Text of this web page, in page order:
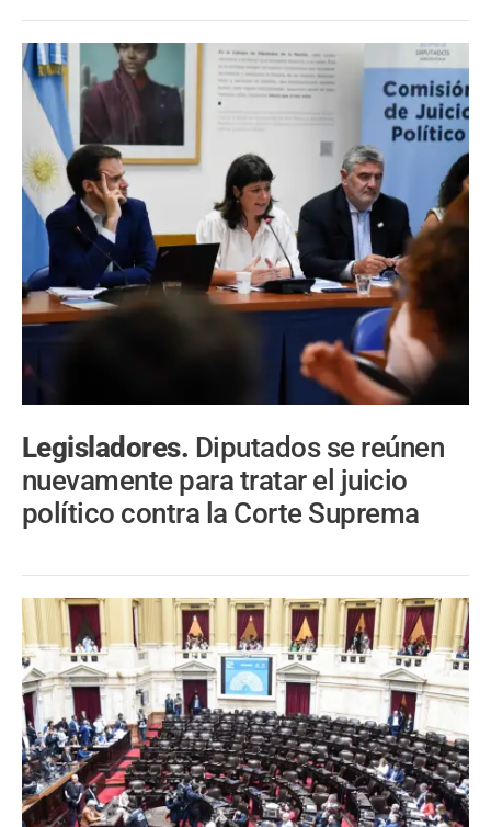
Legisladores. Diputados se reúnen
nuevamente para tratar el juicio
político contra la Corte Suprema